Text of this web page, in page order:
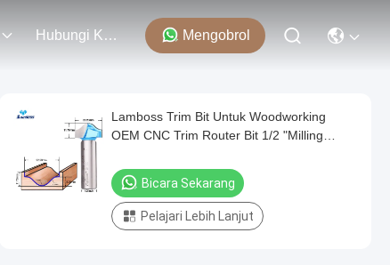
Hubungi Kami Mengobrol
Lamboss Trim Bit Untuk Woodworking
OEM CNC Trim Router Bit 1/2 "Milling
Bicara Sekarang
Pelajari Lebih Lanjut